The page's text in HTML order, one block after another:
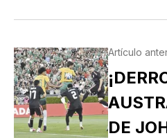
Artículo
DE